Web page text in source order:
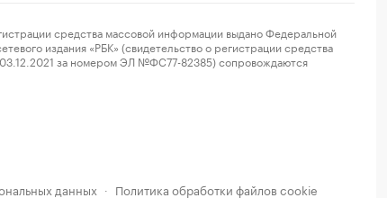
средства массовой информации выдано Федеральной
издания «РБК» (свидетельство о регистрации средства
за номером ЭЛ №ФС77-82385) сопровождаются
данных · Политика обработки файлов cookie